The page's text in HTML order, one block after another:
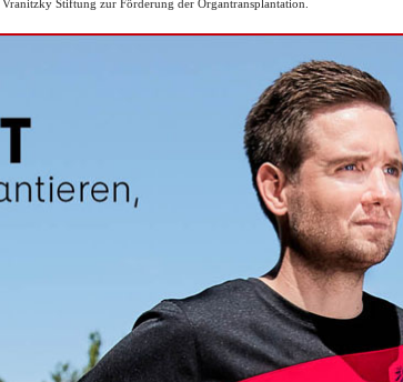
Stiftung zur Förderung der Organtransplantation.